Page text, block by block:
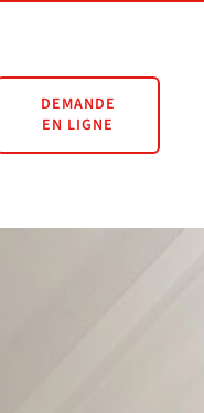
DEMANDE
EN LIGNE